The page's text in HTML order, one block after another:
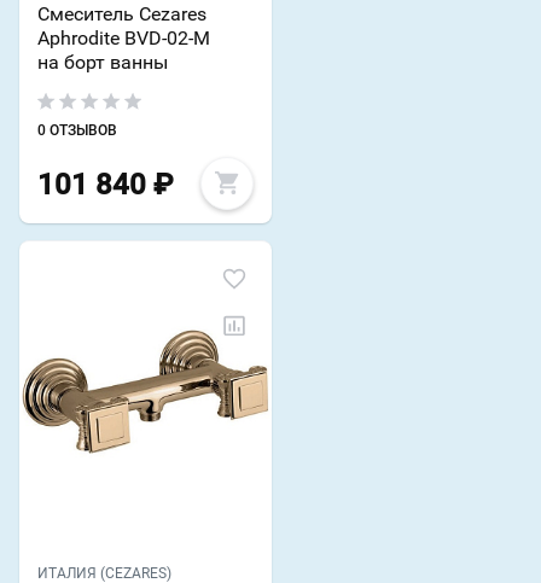
Смеситель Cezares
Aphrodite BVD-02-M
на борт ванны
0 ОТЗЫВОВ
101 840 ₽
ИТАЛИЯ (CEZARES)